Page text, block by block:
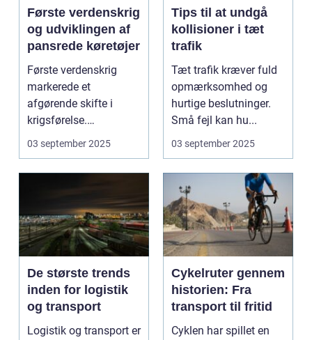
Første verdenskrig
og udviklingen af
pansrede køretøjer
Første verdenskrig
markerede et
afgørende skifte i
krigsførelse.
Industrialiser...
03 september 2025
Tips til at undgå
kollisioner i tæt
trafik
Tæt trafik kræver fuld
opmærksomhed og
hurtige beslutninger.
Små fejl kan hu...
03 september 2025
De største trends
inden for logistik
og transport
Logistik og transport er
Cykelruter gennem
historien: Fra
transport til fritid
Cyklen har spillet en